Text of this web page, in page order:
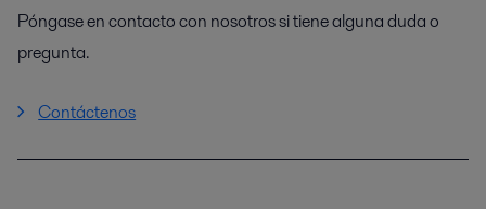
Póngase en contacto con nosotros si tiene alguna duda o
pregunta.
Contáctenos